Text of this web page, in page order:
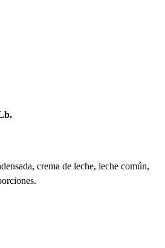
crema de leche, leche común,